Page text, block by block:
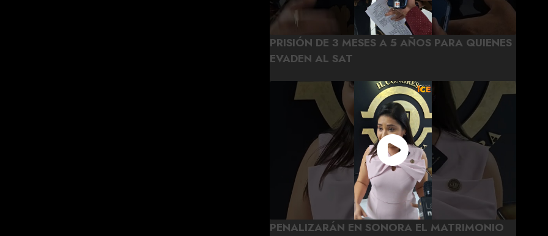
PRISIÓN DE 3 MESES A 5 AÑOS PARA QUIENES
EVADEN AL SAT
PENALIZARÁN EN SONORA EL MATRIMONIO